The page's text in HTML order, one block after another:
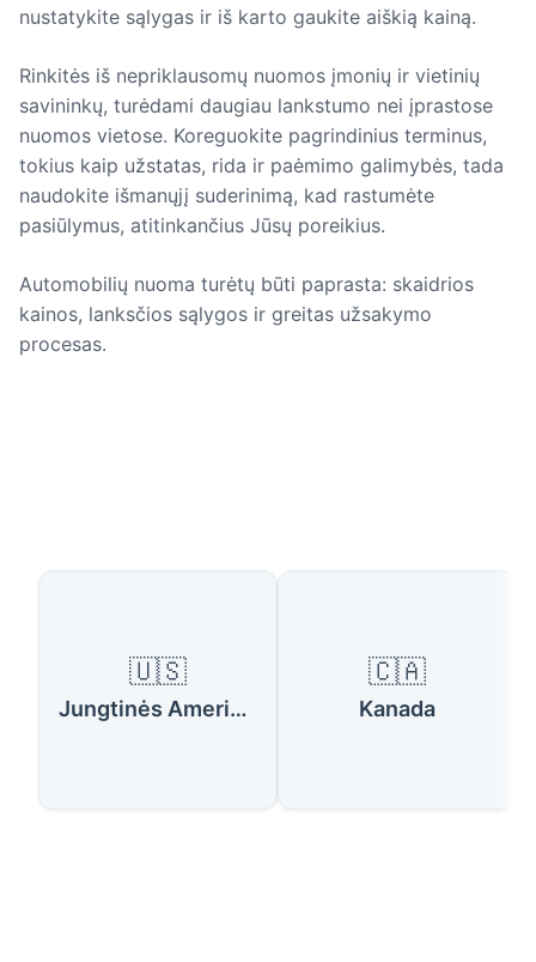
nustatykite sąlygas ir iš karto gaukite aiškią kainą.
Rinkitės iš nepriklausomų nuomos įmonių ir vietinių
savininkų, turėdami daugiau lankstumo nei įprastose
nuomos vietose. Koreguokite pagrindinius terminus,
tokius kaip užstatas, rida ir paėmimo galimybės, tada
naudokite išmanųjį suderinimą, kad rastumėte
pasiūlymus, atitinkančius Jūsų poreikius.
Automobilių nuoma turėtų būti paprasta: skaidrios
kainos, lanksčios sąlygos ir greitas užsakymo
procesas.
Galimos šalys
🇺🇸
Jungtinės Amerikos Valstijos
🇨🇦
Kanada